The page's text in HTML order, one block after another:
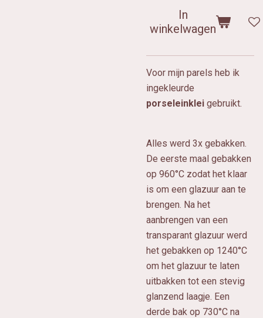
In
winkelwagen
Voor mijn parels heb ik
ingekleurde
porseleinklei gebruikt.
Alles werd 3x gebakken.
De eerste maal gebakken
op 960°C zodat het klaar
is om een glazuur aan te
brengen. Na het
aanbrengen van een
transparant glazuur werd
het gebakken op 1240°C
om het glazuur te laten
uitbakken tot een stevig
glanzend laagje. Een
derde bak op 730°C na